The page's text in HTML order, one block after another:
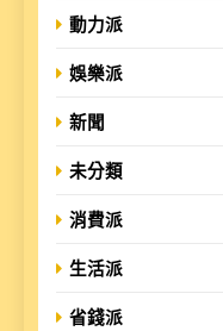
動力派
娛樂派
新聞
未分類
消費派
生活派
省錢派